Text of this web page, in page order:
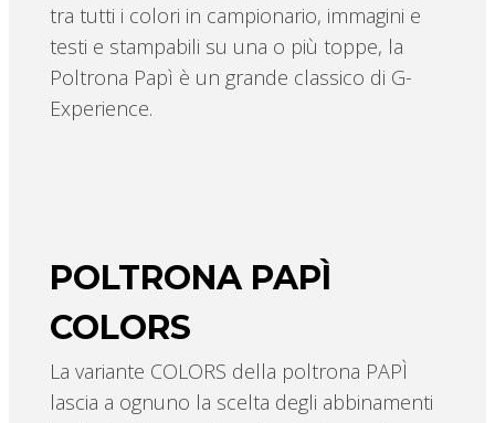
tra tutti i colori in campionario, immagini e
testi e stampabili su una o più toppe, la
Poltrona Papì è un grande classico di G-
Experience.
POLTRONA PAPÌ
COLORS
La variante COLORS della poltrona PAPÌ
lascia a ognuno la scelta degli abbinamenti